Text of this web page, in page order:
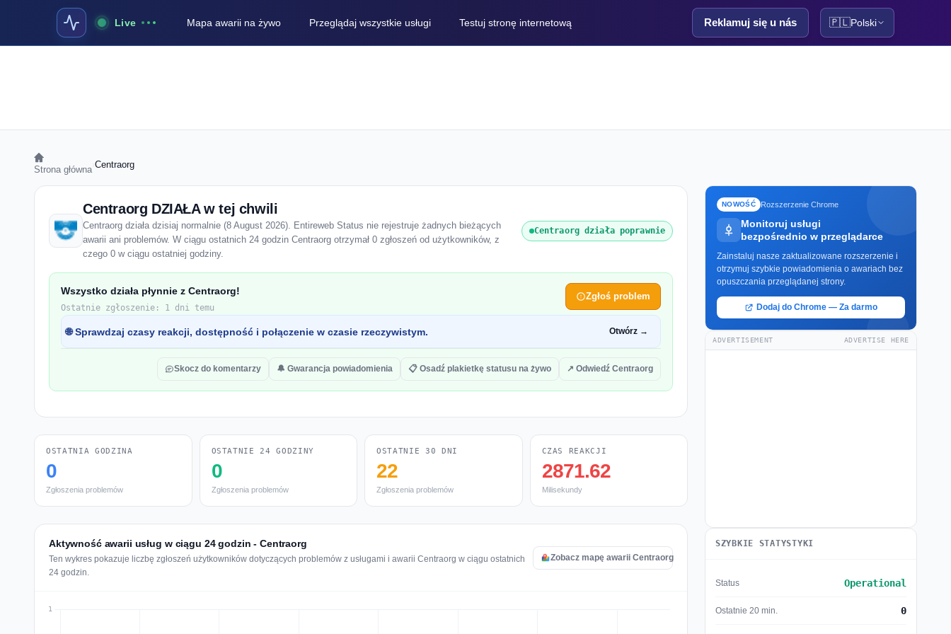
Live Mapa awarii na żywo Przeglądaj wszystkie usługi Testuj stronę internetową Reklamuj się u nás 🇵🇱Polski
Strona główna Centraorg
Centraorg DZIAŁA w tej chwili
Centraorg działa dzisiaj normalnie (8 August 2026). Entireweb Status nie rejestruje żadnych bieżących
awarii ani problemów. W ciągu ostatnich 24 godzin Centraorg otrzymał 0 zgłoszeń od użytkowników, z
czego 0 w ciągu ostatniej godziny.
Centraorg działa poprawnie
Wszystko działa płynnie z Centraorg!
Ostatnie zgłoszenie: 1 dni temu
Zgłoś problem
🌐 Sprawdzaj czasy reakcji, dostępność i połączenie w czasie rzeczywistym. Otwórz →
Skocz do komentarzy 🔔 Gwarancja powiadomienia 📋 Osadź plakietkę statusu na żywo ↗ Odwiedź Centraorg
OSTATNIA GODZINA
0
Zgłoszenia problemów
OSTATNIE 24 GODZINY
0
Zgłoszenia problemów
OSTATNIE 30 DNI
22
Zgłoszenia problemów
CZAS REAKCJI
2871.62
Milisekundy
Aktywność awarii usług w ciągu 24 godzin - Centraorg
Ten wykres pokazuje liczbę zgłoszeń użytkowników dotyczących problemów z usługami i awarii Centraorg w ciągu ostatnich
24 godzin.
Zobacz mapę awarii Centraorg
NOWOŚĆ Rozszerzenie Chrome
Monitoruj usługi
bezpośrednio w przeglądarce
Zainstaluj nasze zaktualizowane rozszerzenie i
otrzymuj szybkie powiadomienia o awariach bez
opuszczania przeglądanej strony.
Dodaj do Chrome — Za darmo
ADVERTISEMENT ADVERTISE HERE
SZYBKIE STATYSTYKI
Status Operational
Ostatnie 20 min. 0